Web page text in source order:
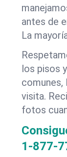
antes de
La
los pisos
comunes,
visita.
fotos
1-877-